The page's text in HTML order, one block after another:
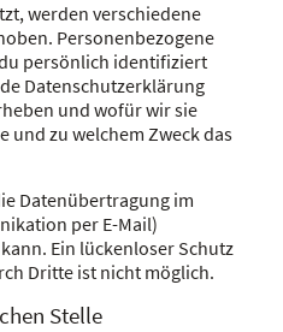
werden verschiedene
Personenbezogene
persönlich identifiziert
Datenschutzerklärung
und wofür wir sie
und zu welchem Zweck das
Datenübertragung im
per E-Mail)
Ein lückenloser Schutz
Dritte ist nicht möglich.
Stelle